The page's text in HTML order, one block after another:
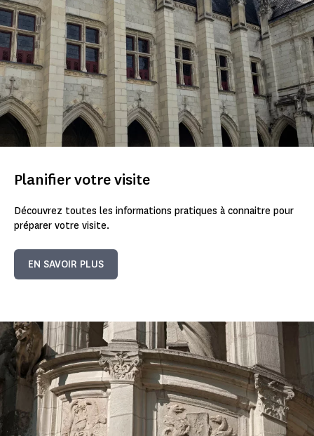
Planifier votre visite
Découvrez toutes les informations pratiques à connaitre pour
préparer votre visite.
EN SAVOIR PLUS